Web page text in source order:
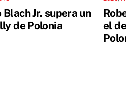
Jr. supera un
de Polonia
el